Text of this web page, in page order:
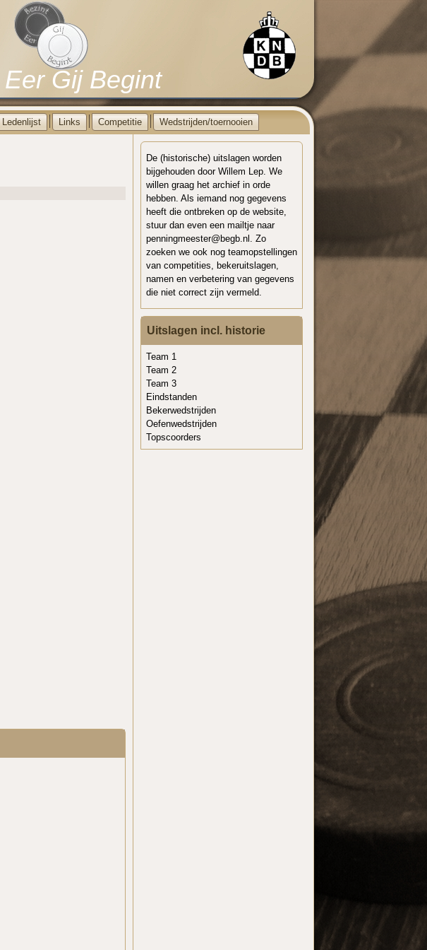
Gij Begint
Ledenlijst Links Competitie Wedstrijden/toernooien
De (historische) uitslagen worden
bijgehouden door Willem Lep. We
willen graag het archief in orde
hebben. Als iemand nog gegevens
heeft die ontbreken op de website,
stuur dan even een mailtje naar
penningmeester@begb.nl. Zo
zoeken we ook nog teamopstellingen
van competities, bekeruitslagen,
namen en verbetering van gegevens
die niet correct zijn vermeld.
Uitslagen incl. historie
Team 1
Team 2
Team 3
Eindstanden
Bekerwedstrijden
Oefenwedstrijden
Topscoorders